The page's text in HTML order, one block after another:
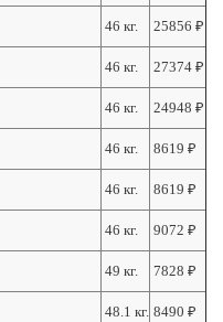
46 кг. 25856 ₽
46 кг. 27374 ₽
46 кг. 24948 ₽
46 кг. 8619 ₽
46 кг. 8619 ₽
46 кг. 9072 ₽
49 кг. 7828 ₽
48.1 кг. 8490 ₽